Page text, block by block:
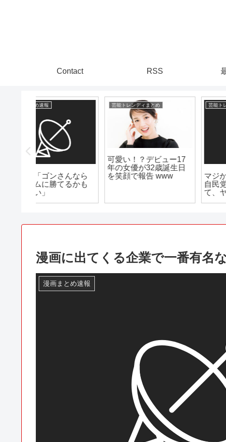
Contact RSS
芸能トレンディまとめ
可愛い！？デビュー17
年の女優が32歳誕生日
を笑顔で報告 www
芸能トレンディまとめ
マジか！？長瀬智也
自民党への風刺投稿っ
漫画に出てくる企業で一番有名
漫画まとめ速報